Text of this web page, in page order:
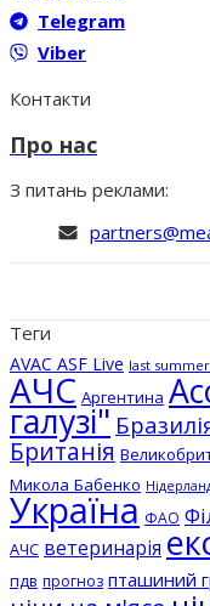
Telegram
Viber
Контакти
Про нас
З питань реклами:
Теги
AVAC ASF Live last
АЧС Аргентина
галузі"
Британія
Микола Бабенко
Україна ФАО
АЧС ветеринарія
пдв прогноз пташиний